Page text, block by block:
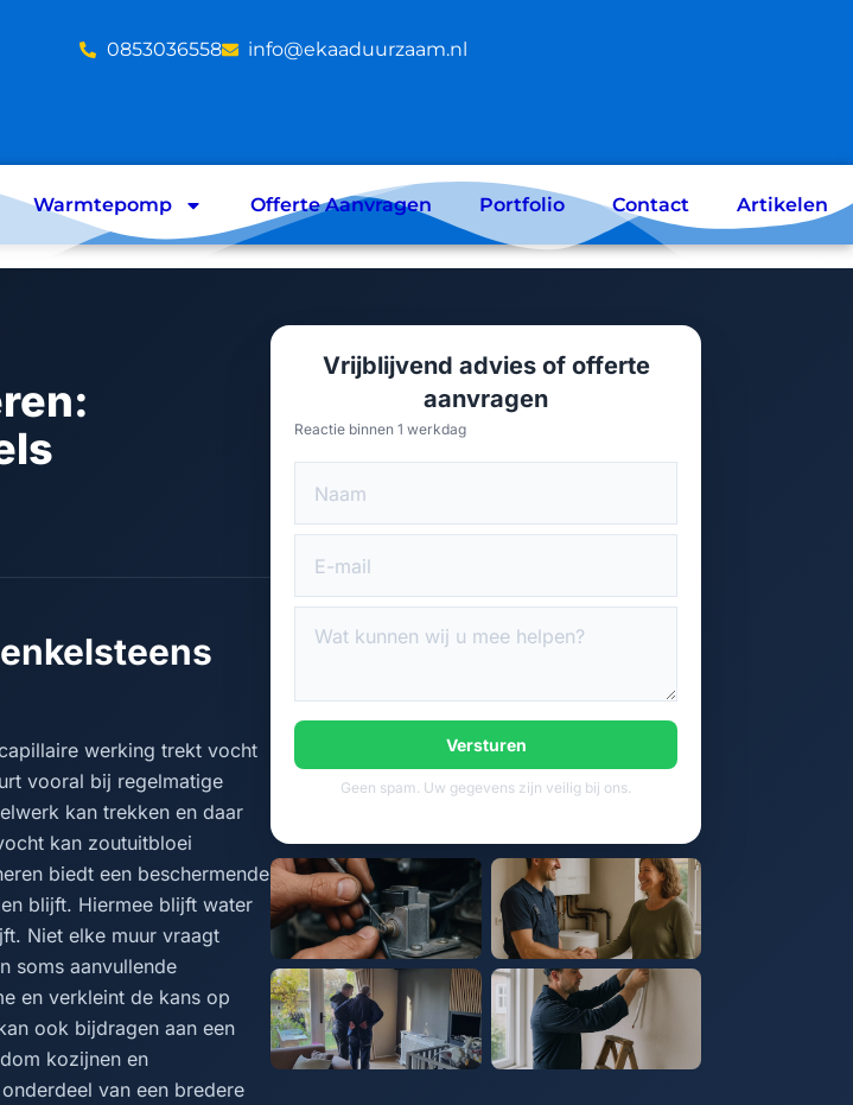
‪0853036558 info@ekaaduurzaam.nl
Warmtepomp Offerte Aanvragen Portfolio Contact Artikelen
werking trekt vocht
vooral bij regelmatige
kan trekken en daar
kan zoutuitbloei
biedt een beschermende
blijft. Hiermee blijft water
Niet elke muur vraagt
soms aanvullende
en verkleint de kans op
ook bijdragen aan een
kozijnen en
van een bredere
Vrijblijvend advies of offerte
aanvragen
Reactie binnen 1 werkdag
Versturen
Geen spam. Uw gegevens zijn veilig bij ons.